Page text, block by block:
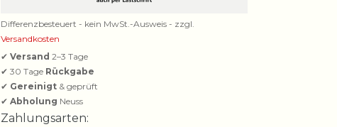
Differenzbesteuert - kein MwSt.-Ausweis - zzgl.
Versandkosten
✔ Versand 2–3 Tage
✔ 30 Tage Rückgabe
✔ Gereinigt & geprüft
✔ Abholung Neuss
Zahlungsarten: